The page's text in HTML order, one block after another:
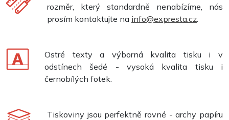
rozměr, který standardně nenabízíme, nás
prosím kontaktujte na info@expresta.cz
Ostré texty a výborná kvalita tisku i v
odstínech šedé - vysoká kvalita tisku i
černobílých fotek.
Tiskoviny jsou perfektně rovné - archy papíru